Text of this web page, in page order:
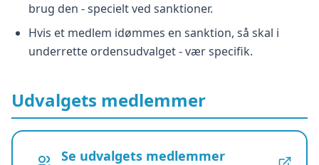
brug den - specielt ved sanktioner.
Hvis et medlem idømmes en sanktion, så skal i
underrette ordensudvalget - vær specifik.
Udvalgets medlemmer
Se udvalgets medlemmer